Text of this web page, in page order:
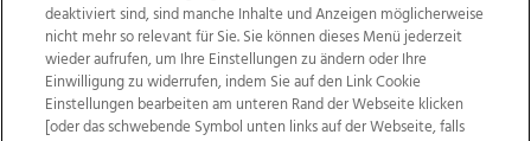
Wir über uns Mediadaten Kontakt
Jobs
deaktiviert sind, sind manche Inhalte und Anzeigen möglicherweise
nicht mehr so relevant für Sie. Sie können dieses Menü jederzeit
wieder aufrufen, um Ihre Einstellungen zu ändern oder Ihre
Einwilligung zu widerrufen, indem Sie auf den Link Cookie
Einstellungen bearbeiten am unteren Rand der Webseite klicken
[oder das schwebende Symbol unten links auf der Webseite, falls